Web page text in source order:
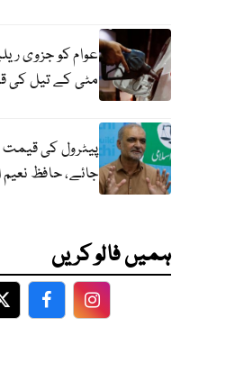
عوام کو جزوی
مٹی کے تیل کی
جائے، حافظ نعیم
ہمیں فالو کریں
TwitterFacebookFacebook